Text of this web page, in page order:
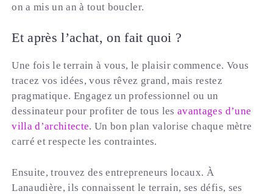
on a mis un an à tout boucler.
Et après l’achat, on fait quoi ?
Une fois le terrain à vous, le plaisir commence. Vous
tracez vos idées, vous rêvez grand, mais restez
pragmatique. Engagez un professionnel ou un
dessinateur pour profiter de tous lesavantages d’une
villa d’architecte. Un bon plan valorise chaque mètre
carré et respecte les contraintes.
Ensuite, trouvez des entrepreneurs locaux. À
Lanaudière, ils connaissent le terrain, ses défis, ses